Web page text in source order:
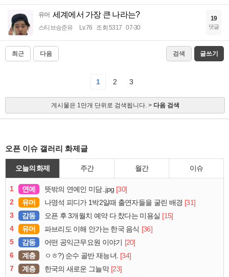
유머 세계에서 가장 큰 나라는?
스티브승준유 Lv.76 조회 5317 07-30
19
댓글
최근 다음 검색 글쓰기
1 2 3
게시물은 1만개 단위로 검색됩니다. > 다음 검색
오픈 이슈 갤러리 화제글
오늘의 화제 주간 월간 이슈
1 연예 뜻밖의 연예인 미담..jpg [30]
2
유머 나영석 피디가 1박2일때 출연자들을 굴린 배경 [31]
3
감동 오픈 후 3개월치 예약 다 찼다는 미용실 [15]
4
유머 파브리도 이해 안가는 한국 음식 [36]
5
감동 어떤 공익근무요원 이야기 [20]
6
계층 ㅇㅎ?) 순수 골반 재능녀. [34]
7
계층 한국의 새로운 그늘막 [23]